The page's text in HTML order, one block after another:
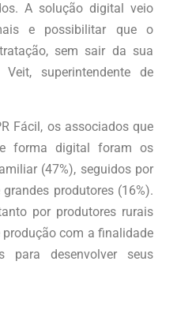
A solução digital veio
e possibilitar que o
sem sair da sua
superintendente de
Fácil, os associados que
forma digital foram os
(47%), seguidos por
produtores (16%).
por produtores rurais
com a finalidade
para desenvolver seus